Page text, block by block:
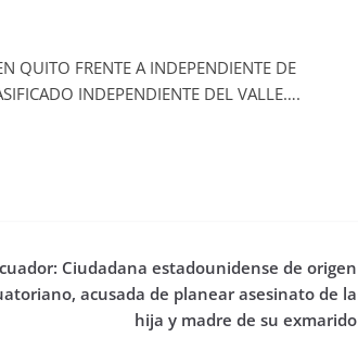
QUITO FRENTE A INDEPENDIENTE DE
INDEPENDIENTE DEL VALLE….
Ciudadana estadounidense de origen
acusada de planear asesinato de la
hija y madre de su exmarido